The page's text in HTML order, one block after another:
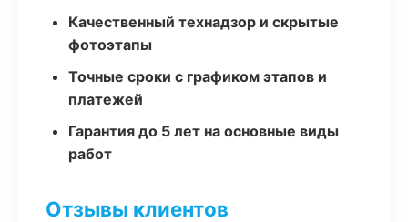
Качественный технадзор и скрытые
фотоэтапы
Точные сроки с графиком этапов и
платежей
Гарантия до 5 лет на основные виды
работ
Отзывы клиентов